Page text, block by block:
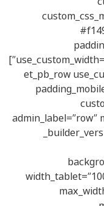
use_custom_width=”off” width_unit=”on” collapsed=”off”]
[et_pb_row
admin_label=”row”